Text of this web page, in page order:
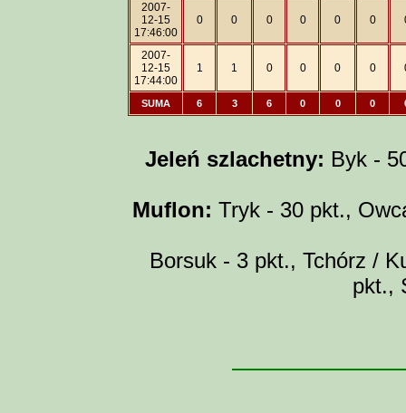
2007-
12-15
17:46:00
0 0 0 0 0 0
2007-
12-15
17:44:00
1 1 0 0 0 0
SUMA 6 3 6 0 0 0
Jeleń szlachetny: Byk -
Muflon: Tryk - 30 pkt.,
Borsuk - 3 pkt., Tchórz /
pkt.,